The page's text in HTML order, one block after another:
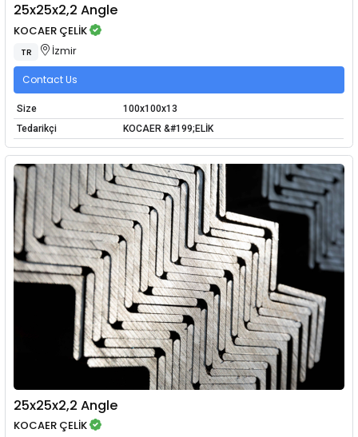
25x25x2,2 Angle
KOCAER ÇELİK
TR İzmir
Contact Us
Size
100x100x13
Tedarikçi
KOCAER &#199;ELİK
25x25x2,2 Angle
KOCAER ÇELİK